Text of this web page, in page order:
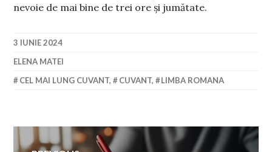
nevoie de mai bine de trei ore și jumătate.
3 IUNIE 2024
ELENA MATEI
CEL MAI LUNG CUVANT, CUVANT, LIMBA ROMANA
Navigare